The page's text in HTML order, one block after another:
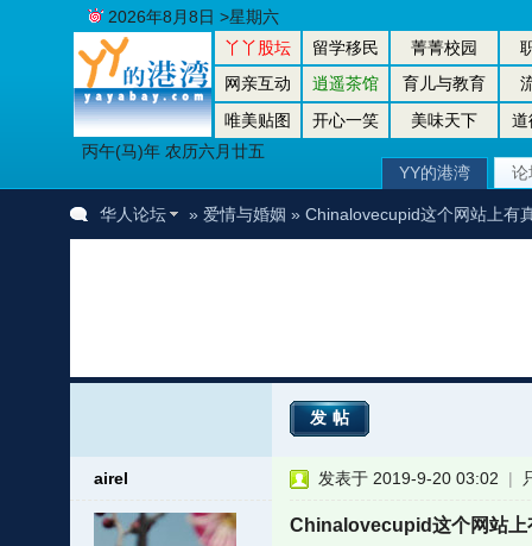
丫丫股坛 留学移民 菁菁校园
网亲互动
逍遥茶馆 育儿与教育
唯美贴图
开心一笑 美味天下
道
丙午(马)年 农历六月廿五
2026年8月8日 >星期六
YY的港湾 论
华人论坛 » 爱情与婚姻 » Chinalovecupid这个网站上有
发帖
airel 发表于 2019-9-20 03:02 |
Chinalovecupid这个网站上